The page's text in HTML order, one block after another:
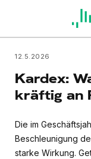
12.5.2026
Kardex:
kräftig an
Die im
Beschleunigung
starke Wirkung.